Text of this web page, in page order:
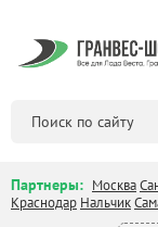
Партнеры: Москва
Краснодар Нальчик